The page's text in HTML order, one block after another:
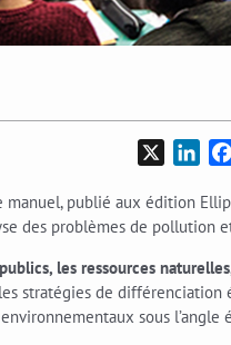
manuel, publié aux édition
des problèmes de
les ressources
stratégies de différenciation
sous l’angle